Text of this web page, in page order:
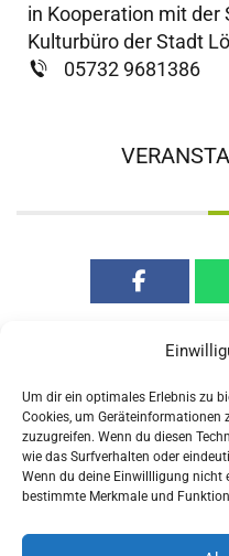
Um dir ein optimales Erlebnis zu
Cookies, um Geräteinformationen
zuzugreifen. Wenn du diesen
wie das Surfverhalten oder
Wenn du deine Einwillligung nicht
bestimmte Merkmale und
in Kooperation mit der
Kulturbüro der Stadt
05732 9681386
Vorherige
Veranstaltung